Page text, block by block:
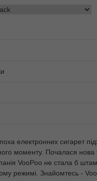
електронних сигарет
моменту. Почалася
VooPoo не стала б
режимі. Знайомтесь -